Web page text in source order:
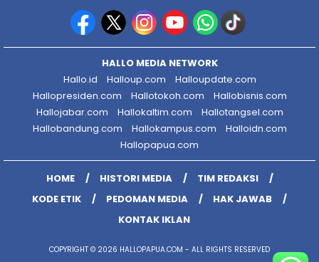
HALLO MEDIA NETWORK
Hallo.id
Halloup.com
Halloupdate.com
Hallopresiden.com
Hallotokoh.com
Hallobisnis.com
Hallojabar.com
Hallokaltim.com
Hallotangsel.com
Hallobandung.com
Hallokampus.com
Halloidn.com
Hallopapua.com
HOME HISTORI MEDIA
TIM REDAKSI
KODE ETIK
PEDOMAN MEDIA
HAK JAWAB
KONTAK IKLAN
COPYRIGHT © 2026 HALLOPAPUA.COM - ALL RIGHTS RESERVED